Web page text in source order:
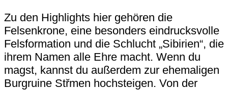
Zu den Highlights hier gehören die
Felsenkrone, eine besonders eindrucksvolle
Felsformation und die Schlucht „Sibirien“, die
ihrem Namen alle Ehre macht. Wenn du
magst, kannst du außerdem zur ehemaligen
Burgruine Střmen hochsteigen. Von der